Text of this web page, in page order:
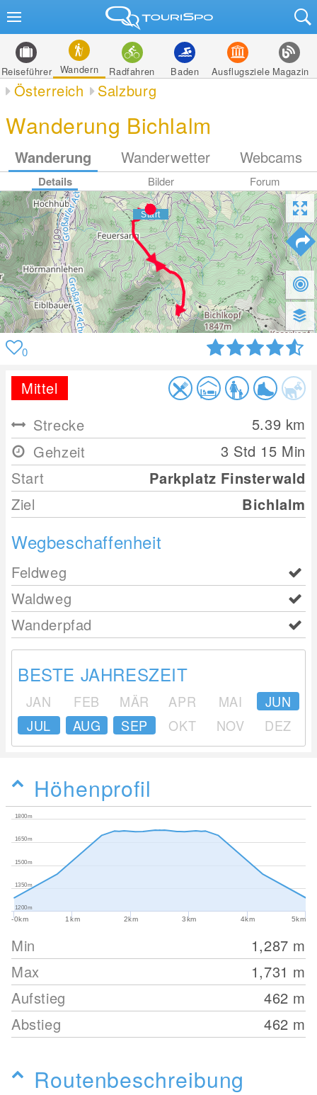
Reiseführer Wandern Radfahren Baden Ausflugsziele Magazin
Österreich Salzburg
Wanderung Bichlalm
Wanderung Wanderwetter Webcams
Details Bilder Forum
0
Mittel
Strecke
5.39 km
Gehzeit
3 Std 15 Min
Start
Parkplatz Finsterwald
Ziel
Bichlalm
Wegbeschaffenheit
Feldweg
Waldweg
Wanderpfad
BESTE JAHRESZEIT
JAN FEB MÄR APR MAI
JUN
JUL
AUG SEP OKT NOV DEZ
Höhenprofil
-0km 1km 2km 3km 4km 5km
1200m
1350m
1500m
1650m
1800m
Min 1,287 m
Max
1,731 m
Aufstieg
462 m
Abstieg
462 m
Routenbeschreibung